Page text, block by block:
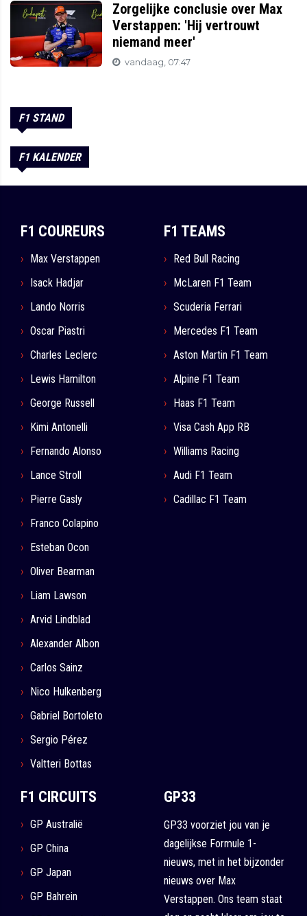
Zorgelijke conclusie over Max
Verstappen: 'Hij vertrouwt
niemand meer'
vandaag, 07:47
F1 STAND
F1 KALENDER
F1 COUREURS
Max Verstappen
Isack Hadjar
Lando Norris
Oscar Piastri
Charles Leclerc
Lewis Hamilton
George Russell
Kimi Antonelli
Fernando Alonso
Lance Stroll
Pierre Gasly
Franco Colapino
Esteban Ocon
Oliver Bearman
Liam Lawson
Arvid Lindblad
Alexander Albon
Carlos Sainz
Nico Hulkenberg
Gabriel Bortoleto
Sergio Pérez
Valtteri Bottas
F1 TEAMS
Red Bull Racing
McLaren F1 Team
Scuderia Ferrari
Mercedes F1 Team
Aston Martin F1 Team
Alpine F1 Team
Haas F1 Team
Visa Cash App RB
Williams Racing
Audi F1 Team
Cadillac F1 Team
F1 CIRCUITS
GP Australië
GP China
GP Japan
GP Bahrein
GP33
GP33 voorziet jou van je
dagelijkse Formule 1-
nieuws, met in het bijzonder
nieuws over Max
Verstappen. Ons team staat